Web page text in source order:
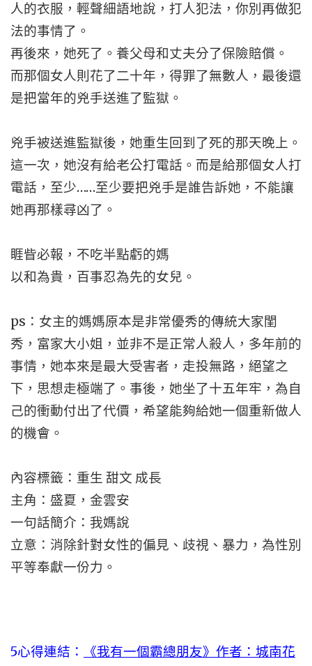
人的衣服，輕聲細語地說，打人犯法，你別再做犯
法的事情了。
再後來，她死了。養父母和丈夫分了保險賠償。
而那個女人則花了二十年，得罪了無數人，最後還
是把當年的兇手送進了監獄。
兇手被送進監獄後，她重生回到了死的那天晚上。
這一次，她沒有給老公打電話。而是給那個女人打
電話，至少……至少要把兇手是誰告訴她，不能讓
她再那樣尋凶了。
睚眥必報，不吃半點虧的媽
以和為貴，百事忍為先的女兒。
ps：女主的媽媽原本是非常優秀的傳統大家閨
秀，富家大小姐，並非不是正常人殺人，多年前的
事情，她本來是最大受害者，走投無路，絕望之
下，思想走極端了。事後，她坐了十五年牢，為自
己的衝動付出了代價，希望能夠給她一個重新做人
的機會。
內容標籤：重生 甜文 成長
主角：盛夏，金雲安
一句話簡介：我媽說
立意：消除針對女性的偏見、歧視、暴力，為性別
平等奉獻一份力。
5心得連結：
《我有一個霸總朋友》作者：城南花